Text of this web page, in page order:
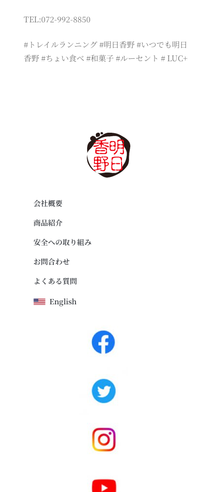
TEL:072-992-8850
#トレイルランニング #明日香野 #いつでも明日
香野 #ちょい食べ #和菓子 #ルーセント # LUC+
会社概要
商品紹介
安全への取り組み
お問合わせ
よくある質問
English